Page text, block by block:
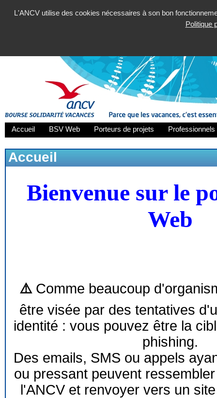
L'ANCV utilise des cookies nécessaires à son bon
Politique
Accueil BSV Web Porteurs de projets
Accueil
Bienvenue sur le
Web
⚠️ Comme beaucoup
être visée par des tentatives
identité : vous pouvez être la
phishing.
Des emails, SMS ou appels
ou pressant peuvent
l'ANCV et renvoyer vers un